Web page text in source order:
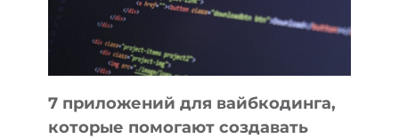
7 приложений для вайбкодинга,
которые помогают создавать